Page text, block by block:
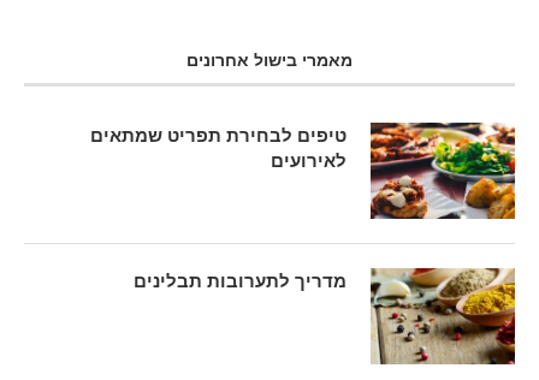
מאמרי בישול אחרונים
טיפים לבחירת תפריט שמתאים
לאירועים
מדריך לתערובות תבלינים